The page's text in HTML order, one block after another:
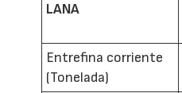
LANA
Entrefina corriente
(Tonelada)